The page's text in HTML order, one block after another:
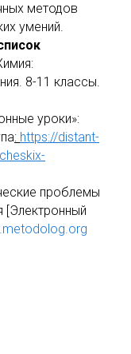
методов
умений.
8-11 классы.
уроки»:
: https://distant-
проблемы
[Электронный